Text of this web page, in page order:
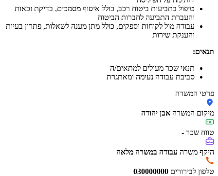
טיפול בתביעות ביטוח רכב, כולל איסוף מסמכים, בדיקת זכאות
והעברת התביעה לחברות הביטוח
עבודה מול לקוחות וספקים, כולל מתן מענה לשאלות, פתרון בעיות
והענקת שירות
תנאים:
תנאי שכר מעולים למתאים/ה
סביבת עבודה נעימה ומאתגרת
פרטי המשרה
מיקום המשרה אבן יהודה
טווח שכר -
היקף משרה עבודה במשרה מלאה
טלפון לבירורים 030000000